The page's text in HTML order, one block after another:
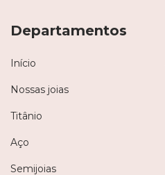
Departamentos
Início
Nossas joias
Titânio
Aço
Semijoias